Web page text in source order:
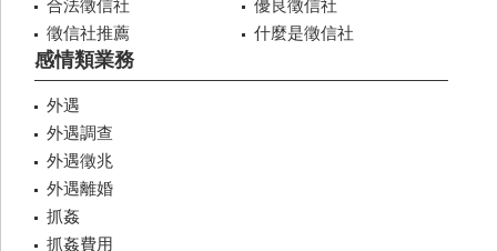
合法徵信社
優良徵信社
徵信社推薦
什麼是徵信社
感情類業務
外遇
外遇調查
外遇徵兆
外遇離婚
抓姦
抓姦費用